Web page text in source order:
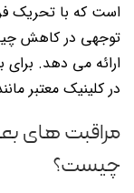
است که با تحریک
توجهی در کاهش
ارائه می دهد.
در کلینیک معتبر
مراقبت های
چیست؟